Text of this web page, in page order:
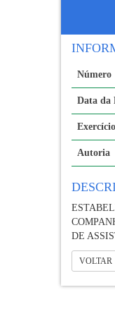
Número
Data da
Exercício
Autoria
DE
VOLTAR